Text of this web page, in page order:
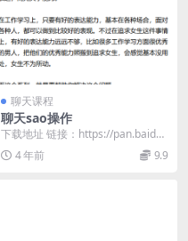
聊天课程
聊天sao操作
下载地址 链接：https://pan.baidu.
com/s/1hlS8fuw...
4 年前 9.9